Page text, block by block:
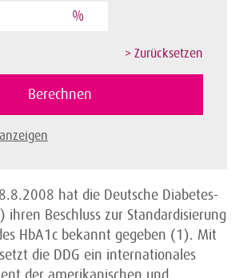
%
hat die Deutsche Diabetes-
ihren Beschluss zur Standardisierung
HbA1c bekannt gegeben (1). Mit
die DDG ein internationales
der amerikanischen und